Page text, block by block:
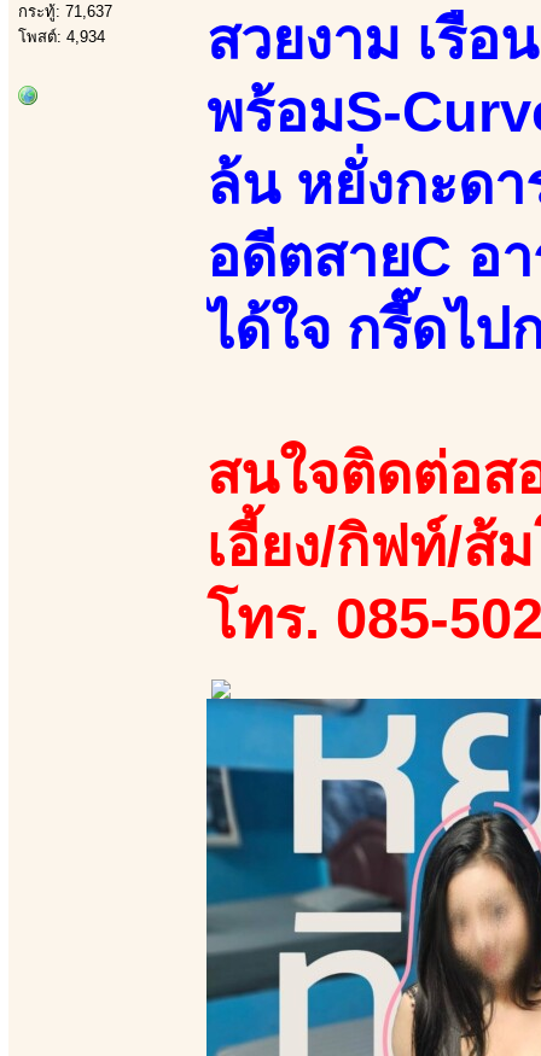
กระทู้: 71,637
โพสต์: 4,934
สวยงาม เรือ
พร้อมS-
ล้น หยั่งกะดา
อดีตสายC อ
ได้ใจ กรี๊ดไป
สนใจติดต่อส
เอี้ยง/กิฟท์/ส้
โทร. 085-